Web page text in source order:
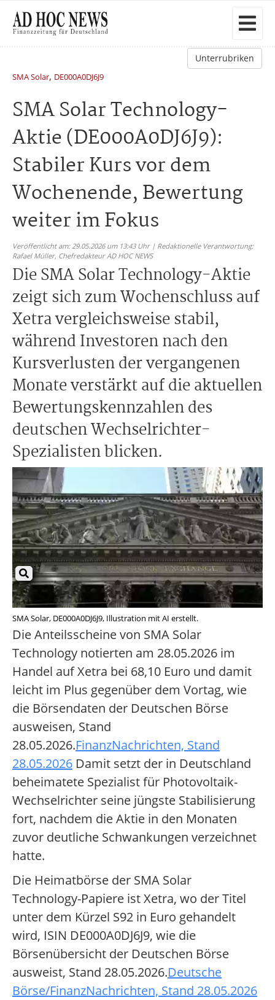
Unterrubriken
SMA Solar, DE000A0DJ6J9
SMA Solar Technology-
Aktie (DE000A0DJ6J9):
Stabiler Kurs vor dem
Wochenende, Bewertung
weiter im Fokus
Veröffentlicht am: 29.05.2026 um 13:43 Uhr | Redaktionelle Verantwortung:
Rafael Müller, Chefredakteur AD HOC NEWS
Die SMA Solar Technology-Aktie
zeigt sich zum Wochenschluss auf
Xetra vergleichsweise stabil,
während Investoren nach den
Kursverlusten der vergangenen
Monate verstärkt auf die aktuellen
Bewertungskennzahlen des
deutschen Wechselrichter-
Spezialisten blicken.
SMA Solar, DE000A0DJ6J9, Illustration mit AI erstellt.
Die Anteilsscheine von SMA Solar
Technology notierten am 28.05.2026 im
Handel auf Xetra bei 68,10 Euro und damit
leicht im Plus gegenüber dem Vortag, wie
die Börsendaten der Deutschen Börse
ausweisen, Stand
28.05.2026.FinanzNachrichten, Stand
28.05.2026 Damit setzt der in Deutschland
beheimatete Spezialist für Photovoltaik-
Wechselrichter seine jüngste Stabilisierung
fort, nachdem die Aktie in den Monaten
zuvor deutliche Schwankungen verzeichnet
hatte.
Die Heimatbörse der SMA Solar
Technology-Papiere ist Xetra, wo der Titel
unter dem Kürzel S92 in Euro gehandelt
wird, ISIN DE000A0DJ6J9, wie die
Börsenübersicht der Deutschen Börse
ausweist, Stand 28.05.2026.Deutsche
Börse/FinanzNachrichten, Stand 28.05.2026